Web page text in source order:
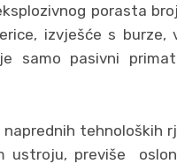
porasta
izvješće s
samo pasivni
tehnoloških
ustroju, previše